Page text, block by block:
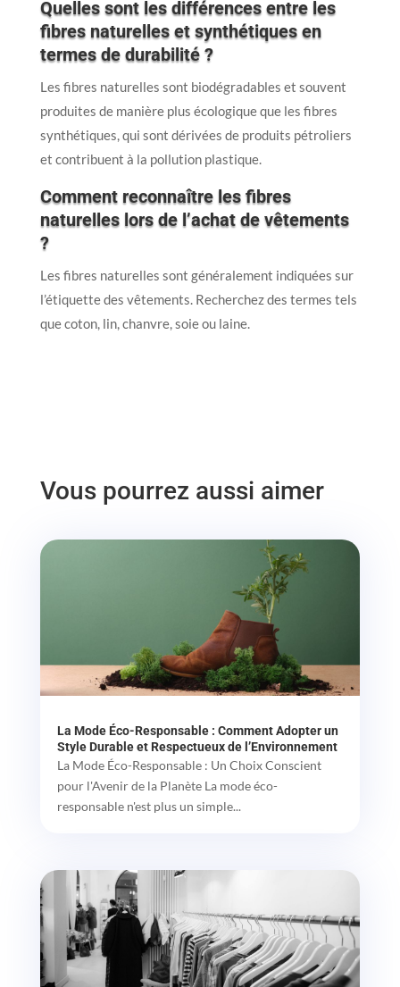
Quelles sont les différences entre les
fibres naturelles et synthétiques en
termes de durabilité ?
Les fibres naturelles sont biodégradables et souvent
produites de manière plus écologique que les fibres
synthétiques, qui sont dérivées de produits pétroliers
et contribuent à la pollution plastique.
Comment reconnaître les fibres
naturelles lors de l’achat de vêtements
?
Les fibres naturelles sont généralement indiquées sur
l’étiquette des vêtements. Recherchez des termes tels
que coton, lin, chanvre, soie ou laine.
Vous pourrez aussi aimer
La Mode Éco-Responsable : Comment Adopter un
Style Durable et Respectueux de l’Environnement
La Mode Éco-Responsable : Un Choix Conscient
pour l'Avenir de la Planète La mode éco-
responsable n'est plus un simple...